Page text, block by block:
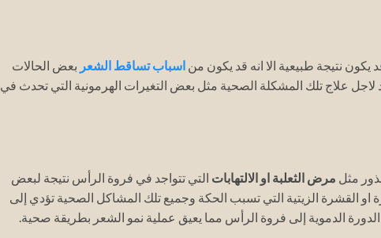
نتيجة طبيعية الا انه قد يكون من اسباب تساقط الشعر بعض الحالات
لاجل علاج تلك المشكلة الصحية مثل بعض التغيرات الهرمونية التي تحدث في
مثل مرض الثعلبة او الالتهابات التي تتواجد في فروة الرأس نتيجة لبعض
او القشرة الزيتية التي تسبب الحكة وجميع تلك المشاكل الصحية تؤدي إلى
الدموية إلى فروة الرأس مما يعيق عملية نمو الشعر بطريقة صحية.